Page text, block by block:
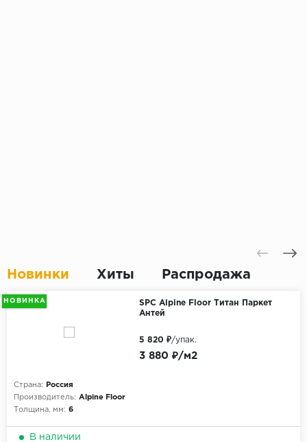
Новинки Хиты Распродажа
НОВИНКА
SPC Alpine Floor Титан Паркет
Антей
Страна:
Россия
Производитель: Alpine Floor
Толщина, мм: 6
3 880 ₽/м2
5 820 ₽/упак.
В наличии